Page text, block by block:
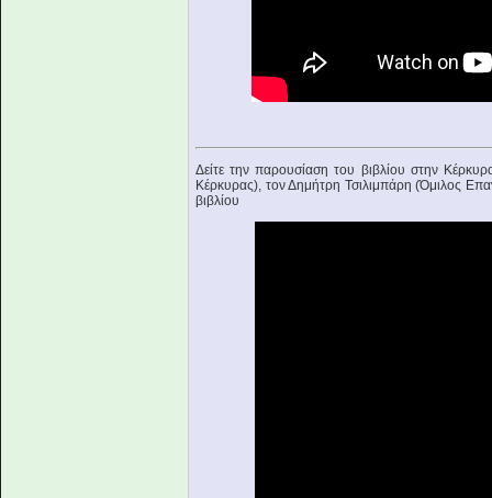
Δείτε την παρουσίαση του βιβλίου στην
Κέρκυρας), τον Δημήτρη Τσιλιμπάρη (Όμιλος
βιβλίου